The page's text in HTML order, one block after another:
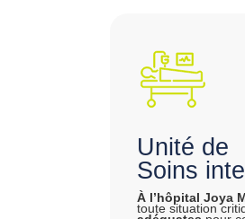
Unité de
Soins
À l’hôpital Joya
toute situation